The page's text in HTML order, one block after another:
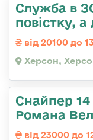
Служба в
повістку,
від 20100 до
Херсон,
Снайпер
Романа
від 23000 до